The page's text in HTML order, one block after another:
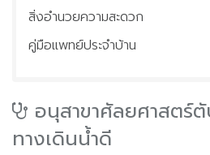
สิ่งอำนวยความสะดวก
คู่มือแพทย์ประจำบ้าน
อนุสาขาศัลยศาสตร์
ทางเดินนํ้าดี